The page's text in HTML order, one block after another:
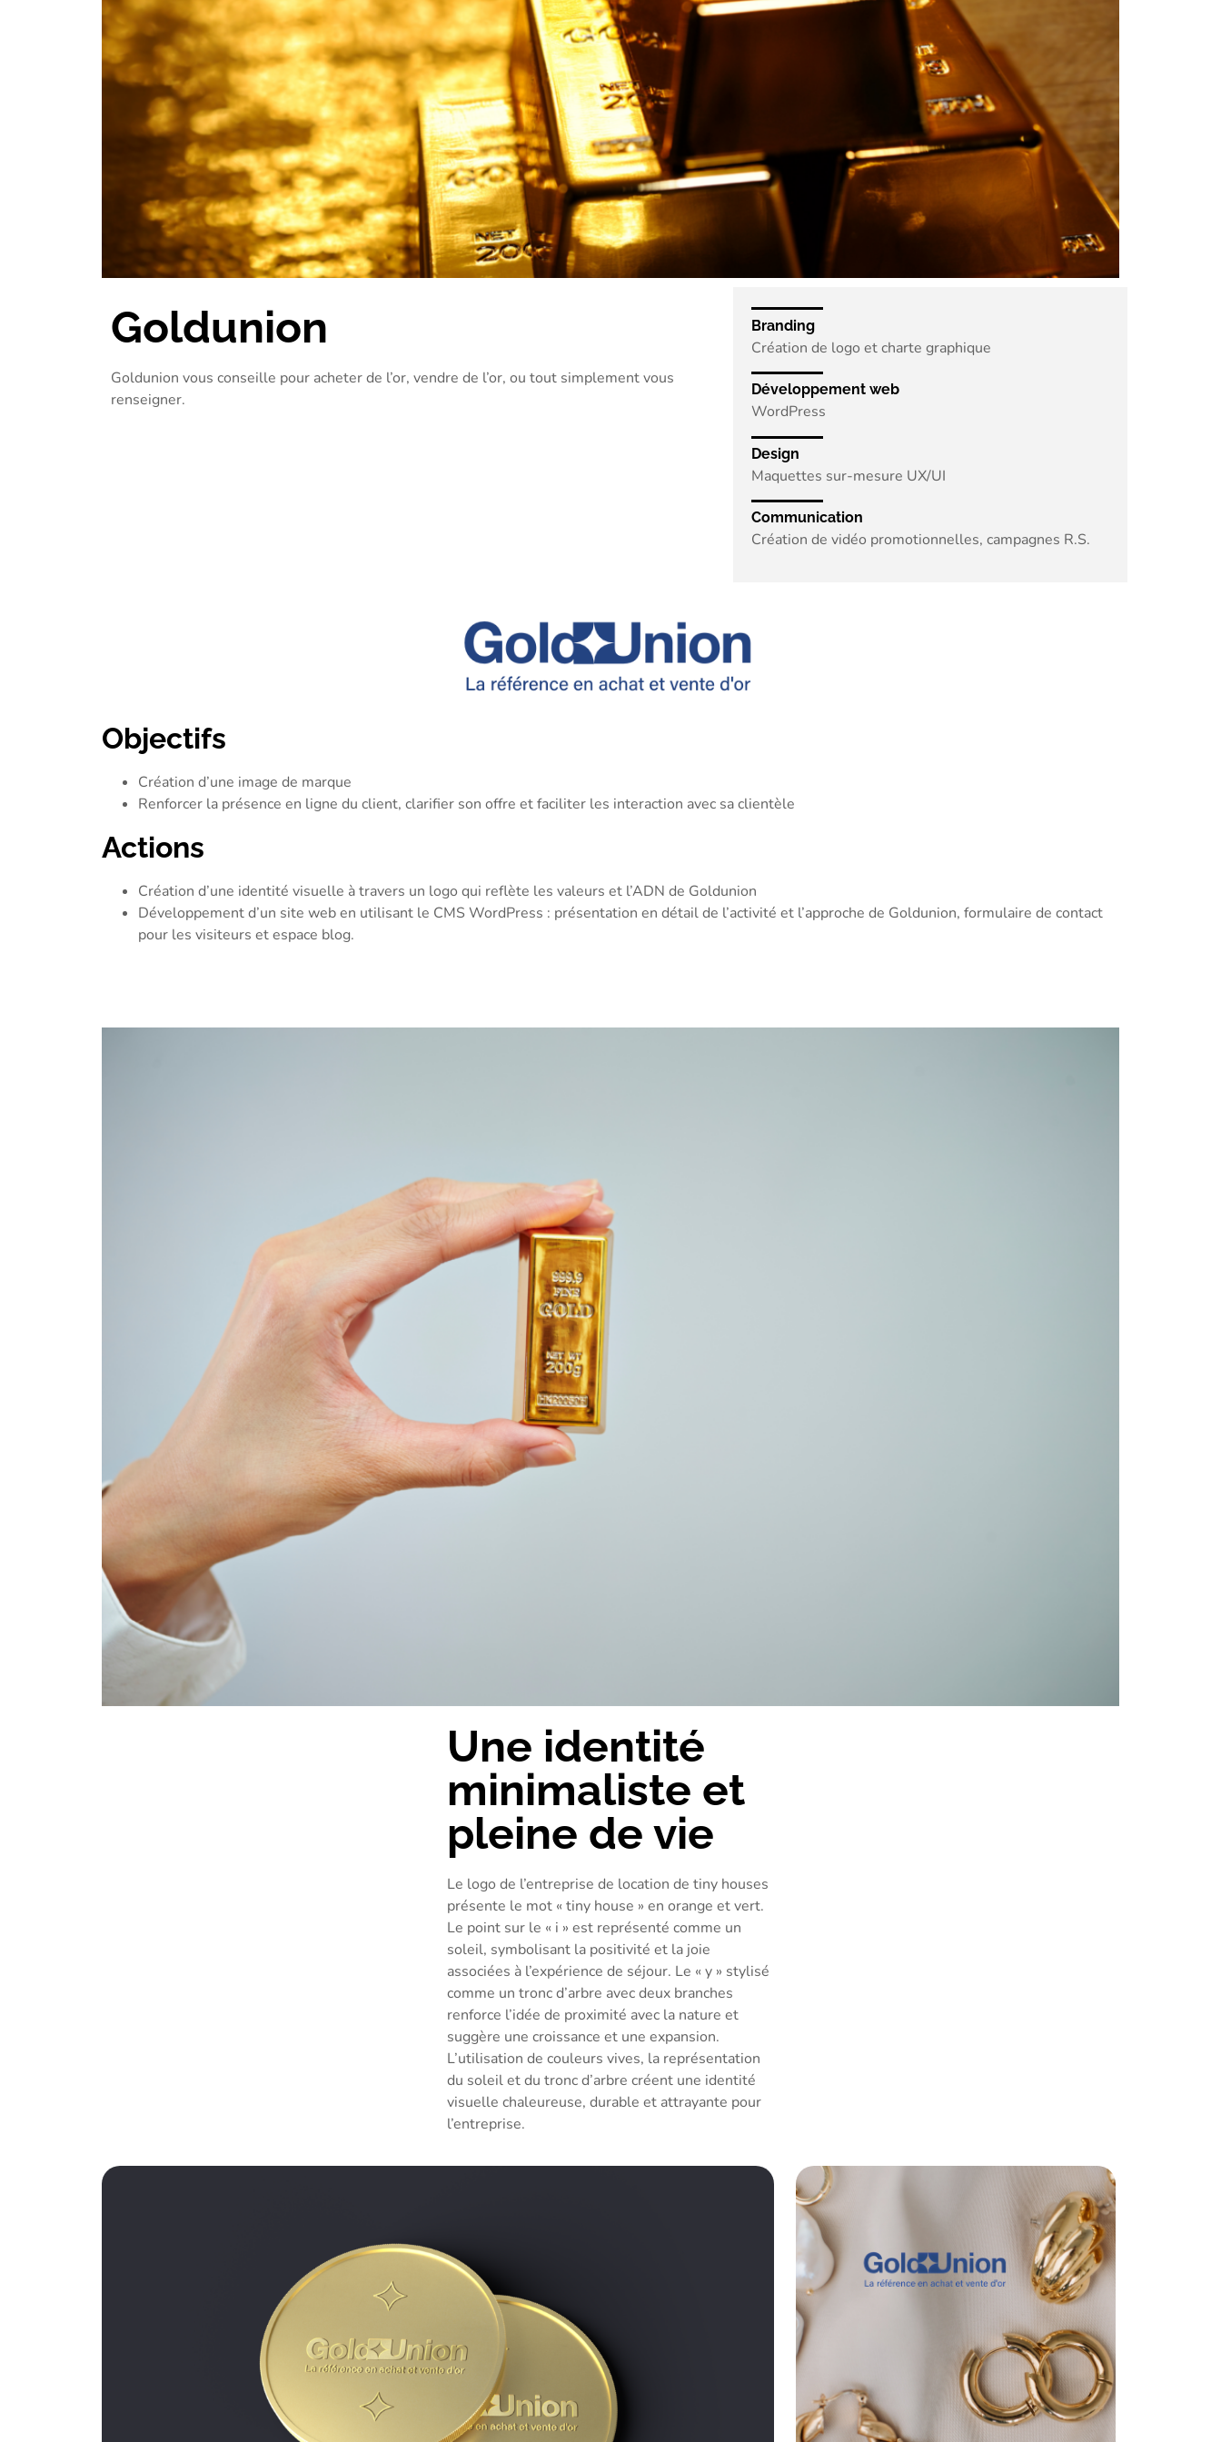
Goldunion
Goldunion vous conseille pour acheter de l’or, vendre de l’or, ou tout simplement vous
renseigner.
Branding
Création de logo et charte graphique
Développement web
WordPress
Design
Maquettes sur-mesure UX/UI
Communication
Création de vidéo promotionnelles, campagnes R.S.
Objectifs
Création d’une image de marque
Renforcer la présence en ligne du client, clarifier son offre et faciliter les interaction avec sa clientèle
Actions
Création d’une identité visuelle à travers un logo qui reflète les valeurs et l’ADN de Goldunion
Développement d’un site weben utilisant le CMS WordPress : présentation en détail de l’activité et l’approche de Goldunion, formulaire de contact
pour les visiteurs et espace blog.
Une identité
minimaliste et
pleine de vie
Le logo de l’entreprise de location de tiny houses
présente le mot « tiny house » en orange et vert.
Le point sur le « i » est représenté comme un
soleil, symbolisant la positivité et la joie
associées à l’expérience de séjour. Le « y » stylisé
comme un tronc d’arbre avec deux branches
renforce l’idée de proximité avec la nature et
suggère une croissance et une expansion.
L’utilisation de couleurs vives, la représentation
du soleil et du tronc d’arbre créent une identité
visuelle chaleureuse, durable et attrayante pour
l’entreprise.